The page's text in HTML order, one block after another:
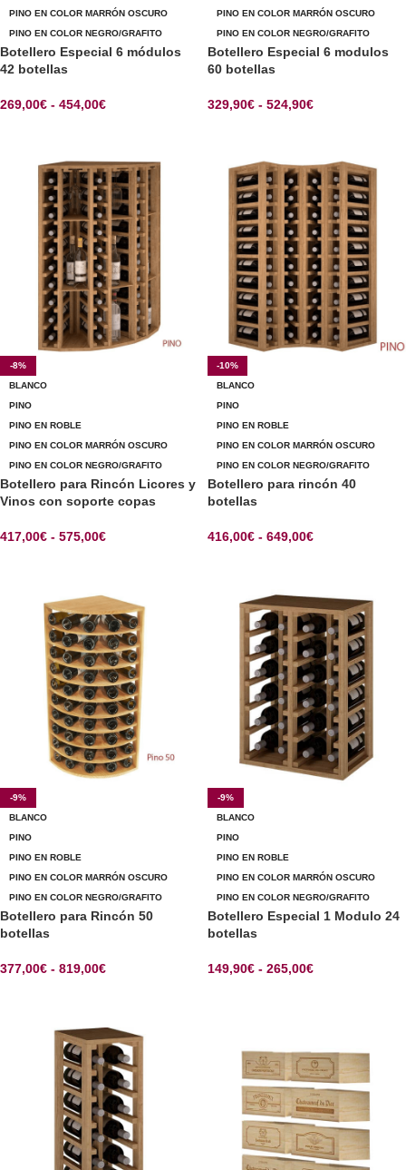
PINO EN COLOR MARRÓN OSCURO
PINO EN COLOR NEGRO/GRAFITO
Botellero Especial 6 módulos
42 botellas
269,00€ - 454,00€
PINO EN COLOR MARRÓN OSCURO
PINO EN COLOR NEGRO/GRAFITO
Botellero Especial 6 modulos
60 botellas
329,90€ - 524,90€
-8%
BLANCO
PINO
PINO EN ROBLE
PINO EN COLOR MARRÓN OSCURO
PINO EN COLOR NEGRO/GRAFITO
Botellero para Rincón Licores y
Vinos con soporte copas
417,00€ - 575,00€
-10%
BLANCO
PINO
PINO EN ROBLE
PINO EN COLOR MARRÓN OSCURO
PINO EN COLOR NEGRO/GRAFITO
Botellero para rincón 40
botellas
416,00€ - 649,00€
-9%
BLANCO
PINO
PINO EN ROBLE
PINO EN COLOR MARRÓN OSCURO
PINO EN COLOR NEGRO/GRAFITO
Botellero para Rincón 50
botellas
377,00€ - 819,00€
-9%
BLANCO
PINO
PINO EN ROBLE
PINO EN COLOR MARRÓN OSCURO
PINO EN COLOR NEGRO/GRAFITO
Botellero Especial 1 Modulo 24
botellas
149,90€ - 265,00€